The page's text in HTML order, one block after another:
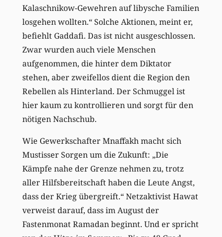
Kalaschnikow-Gewehren auf libysche Familien
losgehen wollten.“ Solche Aktionen, meint er,
befiehlt Gaddafi. Das ist nicht ausgeschlossen.
Zwar wurden auch viele Menschen
aufgenommen, die hinter dem Diktator
stehen, aber zweifellos dient die Region den
Rebellen als Hinterland. Der Schmuggel ist
hier kaum zu kontrollieren und sorgt für den
nötigen Nachschub.
Wie Gewerkschafter Mnaffakh macht sich
Mustisser Sorgen um die Zukunft: „Die
Kämpfe nahe der Grenze nehmen zu, trotz
aller Hilfsbereitschaft haben die Leute Angst,
dass der Krieg übergreift.“ Netzaktivist Hawat
verweist darauf, dass im August der
Fastenmonat Ramadan beginnt. Und er spricht